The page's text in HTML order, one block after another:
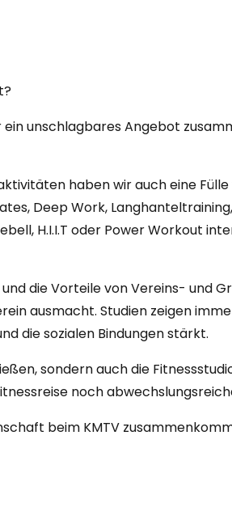
unschlagbares Angebot
haben wir auch eine Fülle
Deep Work, Langhanteltraining,
H.I.I.T oder Power Workout
die Vorteile von Vereins- und
ausmacht. Studien zeigen
die sozialen Bindungen stärkt.
sondern auch die
noch
beim KMTV